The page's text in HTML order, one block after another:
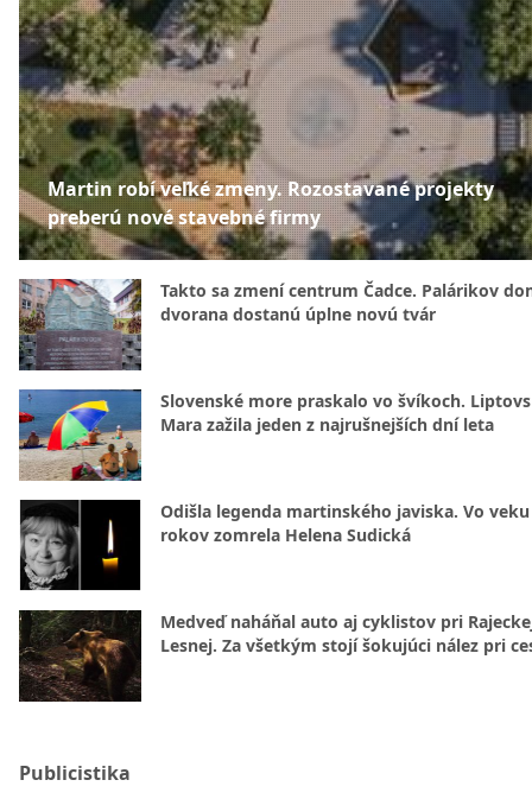
Martin robí veľké zmeny. Rozostavané projekty
preberú nové stavebné firmy
Takto sa zmení centrum Čadce. Palárikov
dvorana dostanú úplne novú tvár
Slovenské more praskalo vo švíkoch.
Mara zažila jeden z najrušnejších dní leta
Odišla legenda martinského javiska. Vo veku
rokov zomrela Helena Sudická
Medveď naháňal auto aj cyklistov pri
Lesnej. Za všetkým stojí šokujúci nález pri
Publicistika